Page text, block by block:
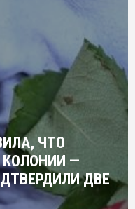
ЧТО
КОЛОНИИ —
ДВЕ